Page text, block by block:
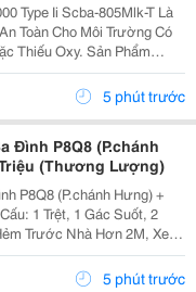
Type Ii Scba-805Mlk-T Là
Toàn Cho Môi Trường Có
Thiếu Oxy. Sản Phẩm
Và Lực Lượng Pccc Lựa
Ổn Định, Độ Bền Cao Và
5 phút trước
Đình P8Q8 (P.chánh
(Thương Lượng)
P8Q8 (P.chánh Hưng) +
1 Trệt, 1 Gác Suốt, 2
Trước Nhà Hơn 2M, Xe
Mặt Tiền 10M, 5 Phút Qua
Sổ Hồng Hoàn...5 phút trước